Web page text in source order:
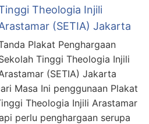
Theologia Injili
(SETIA) Jakarta
Plakat Penghargaan
Tinggi Theologia Injili
(SETIA) Jakarta
Masa Ini penggunaan Plakat
Theologia Injili Arastamar
perlu penghargaan serupa